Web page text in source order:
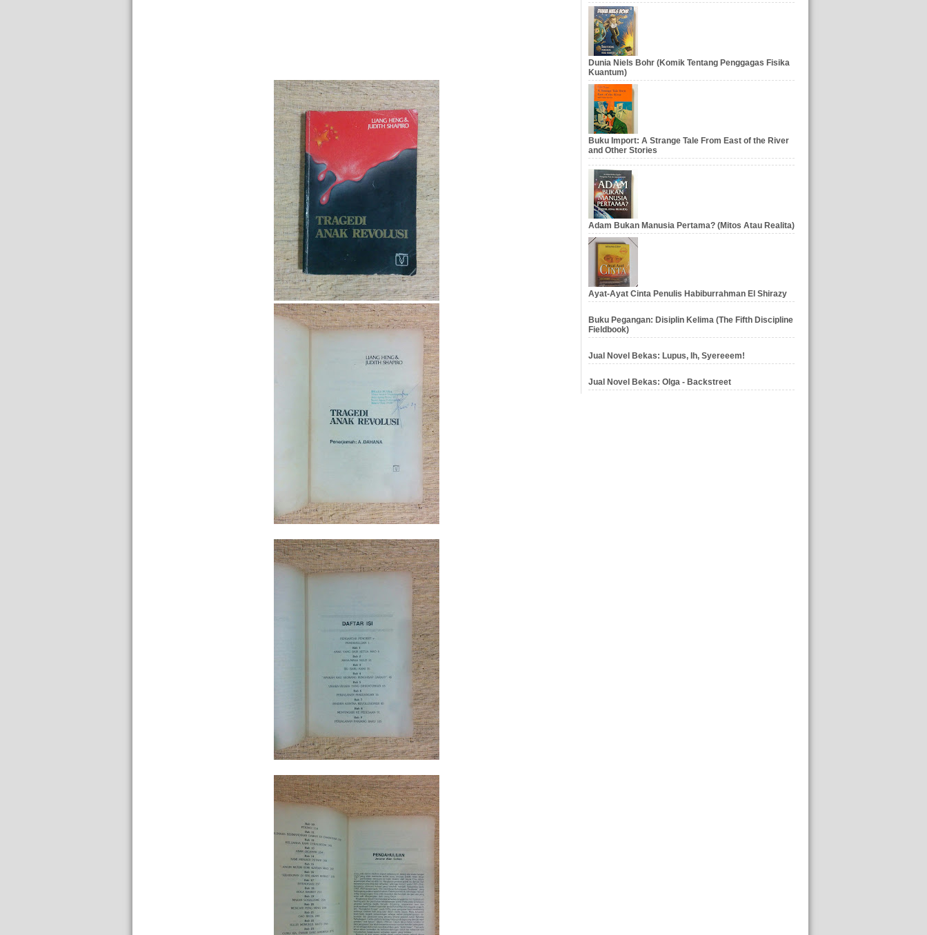
Dunia Niels Bohr (Komik Tentang Penggagas Fisika
Kuantum)
Buku Import: A Strange Tale From East of the River
and Other Stories
Adam Bukan Manusia Pertama? (Mitos Atau Realita)
Ayat-Ayat Cinta Penulis Habiburrahman El Shirazy
Buku Pegangan: Disiplin Kelima (The Fifth Discipline
Fieldbook)
Jual Novel Bekas: Lupus, Ih, Syereeem!
Jual Novel Bekas: Olga - Backstreet